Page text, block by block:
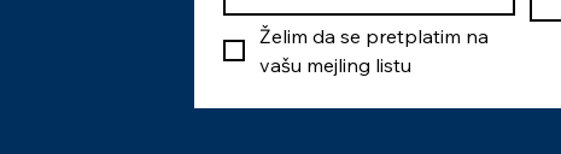
Želim da se pretplatim na
vašu mejling listu